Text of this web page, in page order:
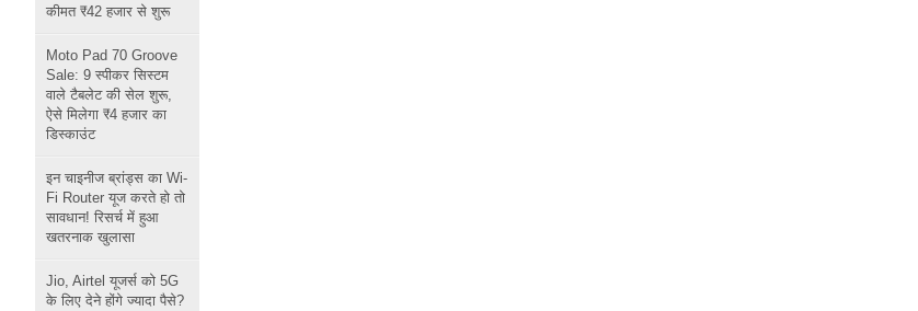
कीमत ₹42 हजार से शुरू
Moto Pad 70 Groove
Sale: 9 स्पीकर सिस्टम
वाले टैबलेट की सेल शुरू,
ऐसे मिलेगा ₹4 हजार का
डिस्काउंट
इन चाइनीज ब्रांड्स का Wi-
Fi Router यूज करते हो तो
सावधान! रिसर्च में हुआ
खतरनाक खुलासा
Jio, Airtel यूजर्स को 5G
के लिए देने होंगे ज्यादा पैसे?